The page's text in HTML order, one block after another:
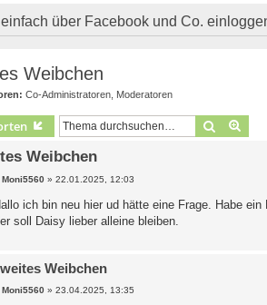
über Facebook und Co.
Weibchen
Co-Administratoren Moderatoren
Suche
Weibchen
Moni5560 »22.01.2025, 12:03
ich bin neu hier ud hätte eine Frage. Habe
soll Daisy lieber alleine bleiben.
Weibchen
Moni5560 »23.04.2025, 13:35